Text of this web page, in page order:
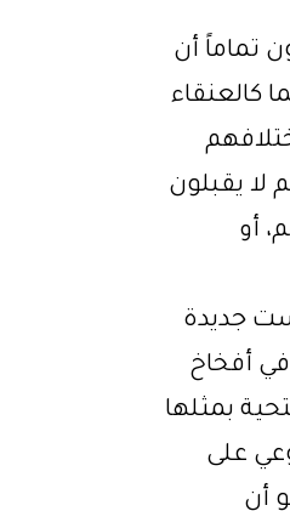
تماماً أن
كالعنقاء
لا يقبلون
أو
جديدة
أفخاخ
بمثلها
على
أن